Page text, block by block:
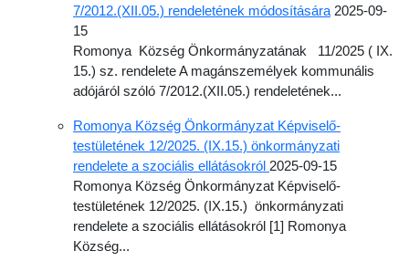
7/2012.(XII.05.) rendeletének módosítására 2025-09-
15
Romonya Község Önkormányzatának 11/2025 ( IX.
15.) sz. rendelete A magánszemélyek kommunális
adójáról szóló 7/2012.(XII.05.) rendeletének...
Romonya Község Önkormányzat Képviselő-
testületének 12/2025. (IX.15.) önkormányzati
rendelete a szociális ellátásokról 2025-09-15
Romonya Község Önkormányzat Képviselő-
testületének 12/2025. (IX.15.) önkormányzati
rendelete a szociális ellátásokról [1] Romonya
Község...